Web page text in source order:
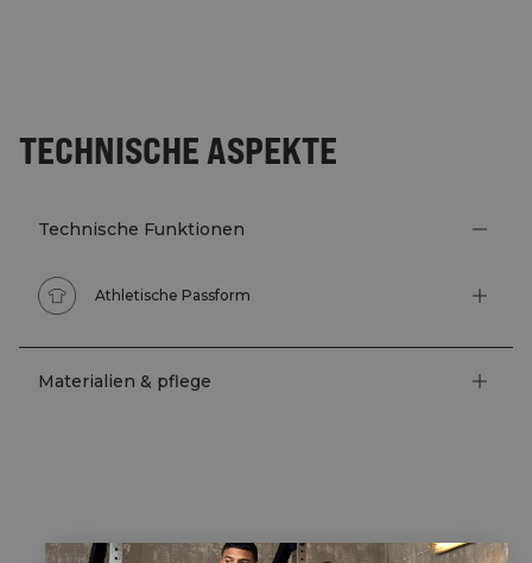
TECHNISCHE ASPEKTE
Technische Funktionen
Athletische Passform
Materialien & pflege